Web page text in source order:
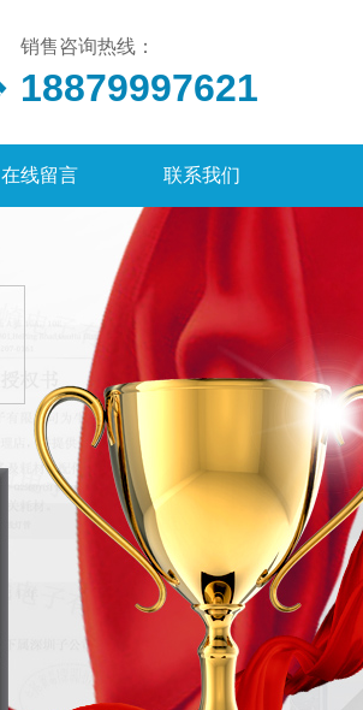
销售咨询热线：
18879997621
在线留言 联系我们